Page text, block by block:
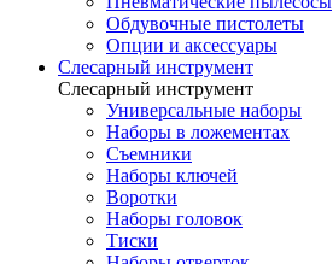
Обдувочные пистолеты
Опции и аксессуары
Слесарный инструмент
Слесарный инструмент
Универсальные наборы
Наборы в ложементах
Съемники
Наборы ключей
Воротки
Наборы головок
Тиски